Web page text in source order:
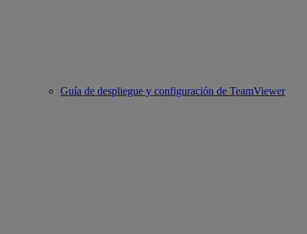
Guía de despliegue y configuración de TeamViewer